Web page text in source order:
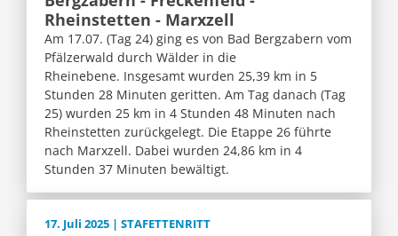
Rheinstetten - Marxzell
Am 17.07. (Tag 24) ging es von Bad Bergzabern vom
Pfälzerwald durch Wälder in die
Rheinebene. Insgesamt wurden 25,39 km in 5
Stunden 28 Minuten geritten. Am Tag danach (Tag
25) wurden 25 km in 4 Stunden 48 Minuten nach
Rheinstetten zurückgelegt. Die Etappe 26 führte
nach Marxzell. Dabei wurden 24,86 km in 4
Stunden 37 Minuten bewältigt.
17. Juli 2025 | STAFETTENRITT